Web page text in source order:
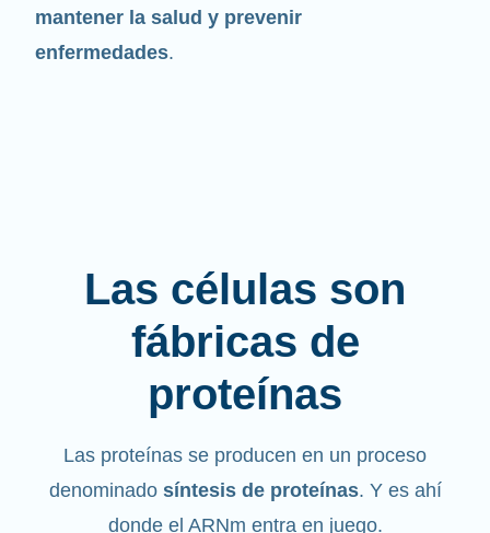
mantener la salud y prevenir
enfermedades.
Las células son
fábricas de
proteínas
Las proteínas se producen en un proceso
denominado síntesis de proteínas. Y es ahí
donde el ARNm entra en juego.